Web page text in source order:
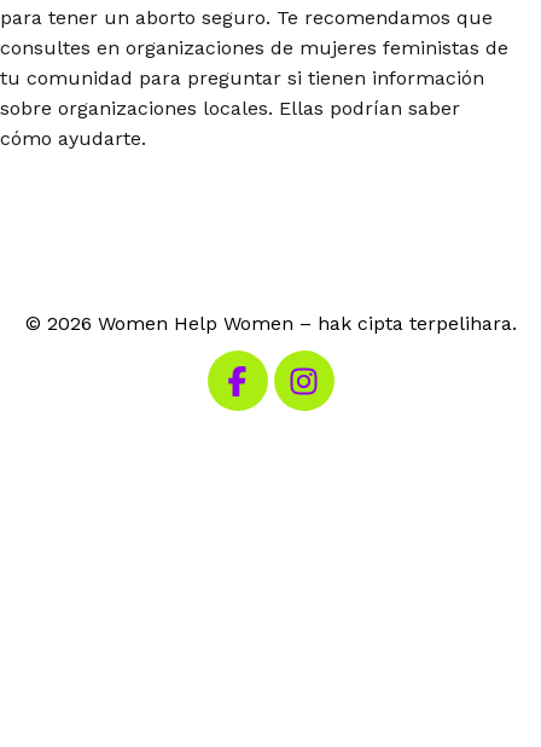
para tener un aborto seguro. Te recomendamos que
consultes en organizaciones de mujeres feministas de
tu comunidad para preguntar si tienen información
sobre organizaciones locales. Ellas podrían saber
cómo ayudarte.
© 2026 Women Help Women – hak cipta terpelihara.
Lawati Facebook kami
Lawati Instagram kami